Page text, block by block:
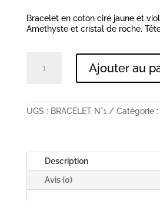
Bracelet en coton ciré jaune et
Amethyste et cristal de roche.
CIRÉ
Ajouter au
UGS : BRACELET N°1 Catégorie :
Description
Avis (0)